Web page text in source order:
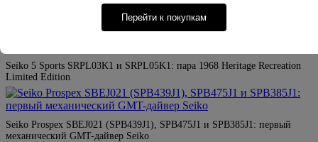
Бренды, ушедшие из России: как купить оригинал, а не реплику
Seiko 5 Sports SRPL03K1 и SRPL05K1: пара 1968 Heritage Recreation
Limited Edition
Seiko Prospex SBEJ021 (SPB439J1), SPB475J1 и SPB385J1: первый
механический GMT-дайвер Seiko
Перейти к покупкам